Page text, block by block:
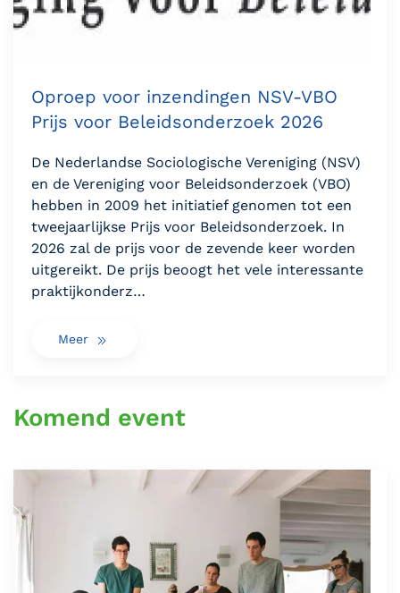
Oproep voor inzendingen NSV-VBO
Prijs voor Beleidsonderzoek 2026
De Nederlandse Sociologische Vereniging (NSV)
en de Vereniging voor Beleidsonderzoek (VBO)
hebben in 2009 het initiatief genomen tot een
tweejaarlijkse Prijs voor Beleidsonderzoek. In
2026 zal de prijs voor de zevende keer worden
uitgereikt. De prijs beoogt het vele interessante
praktijkonderz…
Meer
Komend event